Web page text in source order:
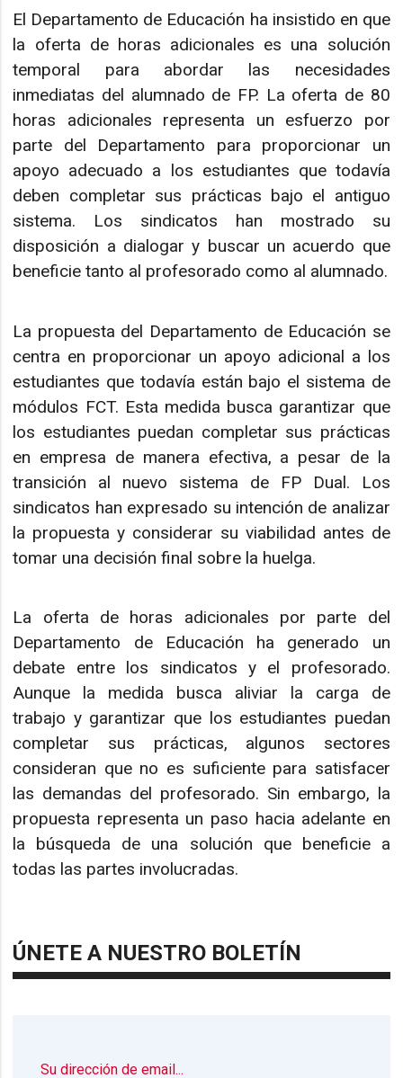
El Departamento de Educación ha insistido en que
la oferta de horas adicionales es una solución
temporal para abordar las necesidades
inmediatas del alumnado de FP. La oferta de 80
horas adicionales representa un esfuerzo por
parte del Departamento para proporcionar un
apoyo adecuado a los estudiantes que todavía
deben completar sus prácticas bajo el antiguo
sistema. Los sindicatos han mostrado su
disposición a dialogar y buscar un acuerdo que
beneficie tanto al profesorado como al alumnado.
La propuesta del Departamento de Educación se
centra en proporcionar un apoyo adicional a los
estudiantes que todavía están bajo el sistema de
módulos FCT. Esta medida busca garantizar que
los estudiantes puedan completar sus prácticas
en empresa de manera efectiva, a pesar de la
transición al nuevo sistema de FP Dual. Los
sindicatos han expresado su intención de analizar
la propuesta y considerar su viabilidad antes de
tomar una decisión final sobre la huelga.
La oferta de horas adicionales por parte del
Departamento de Educación ha generado un
debate entre los sindicatos y el profesorado.
Aunque la medida busca aliviar la carga de
trabajo y garantizar que los estudiantes puedan
completar sus prácticas, algunos sectores
consideran que no es suficiente para satisfacer
las demandas del profesorado. Sin embargo, la
propuesta representa un paso hacia adelante en
la búsqueda de una solución que beneficie a
todas las partes involucradas.
ÚNETE A NUESTRO BOLETÍN